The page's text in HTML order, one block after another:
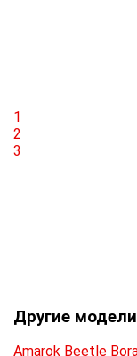
1
2
3
Другие
Amarok Beetle